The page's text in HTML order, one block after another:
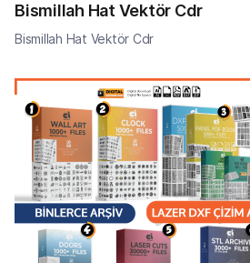
Bismillah Hat Vektör Cdr
Bismillah Hat Vektör Cdr